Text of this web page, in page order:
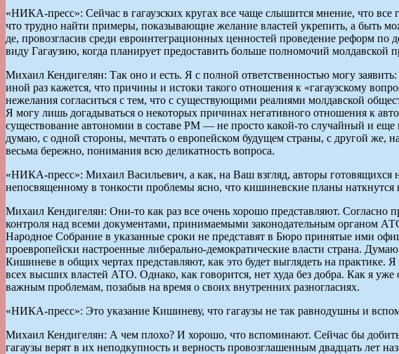
«НИКА-пресс»: Сейчас в гагаузских кругах все чаще слышится мнение, что
что трудно найти примеры, показывающие желание властей укрепить, а быть
де, провозгласив среди евроинтеграционных ценностей проведение реформ
виду Гагаузию, когда планирует предоставить больше полномочий молдавской
Михаил Кендигелян: Так оно и есть. Я с полной ответственностью могу
иной раз кажется, что причины и истоки такого отношения к «гагаузскому
нежелания согласиться с тем, что с существующими реалиями молдавской
Я могу лишь догадываться о некоторых причинах негативного отношения к
существование автономии в составе РМ — не просто какой-то случайный и
думаю, с одной стороны, мечтать о европейском будущем страны, с другой же,
весьма бережно, понимания всю деликатность вопроса.
«НИКА-пресс»: Михаил Васильевич, а как, на Ваш взгляд, авторы
непосвященному в тонкости проблемы ясно, что кишиневские планы наткнутся
Михаил Кендигелян: Они-то как раз все очень хорошо представляют. Согласно
контроля над всеми документами, принимаемыми законодательным органом
Народное Собрание в указанные сроки не представят в Бюро принятые ими
проевропейски настроенные либерально-демократические власти страна.
Кишиневе в общих чертах представляют, как это будет выглядеть на практике.
всех высших властей АТО. Однако, как говорится, нет худа без добра. Как я уже
важным проблемам, позабыв на время о своих внутренних разногласиях.
«НИКА-пресс»: Это указание Кишиневу, что гагаузы не так равнодушны и
Михаил Кендигелян: А чем плохо? И хорошо, что вспоминают. Сейчас бы
гагаузы верят в их неподкупность и верность провозглашенным двадцать лет